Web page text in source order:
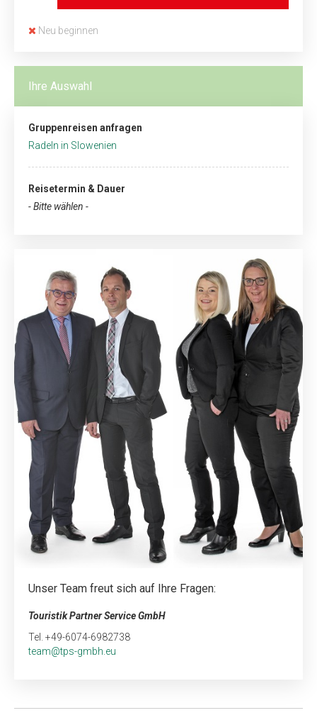
Neu beginnen
Ihre Auswahl
Gruppenreisen anfragen
Radeln in Slowenien
Reisetermin & Dauer
- Bitte wählen -
Unser Team freut sich auf Ihre Fragen:
Touristik Partner Service GmbH
Tel. +49-6074-6982738
team@tps-gmbh.eu